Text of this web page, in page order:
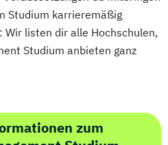
Studium karrieremäßig
listen dir alle Hochschulen,
Studium anbieten ganz
zum